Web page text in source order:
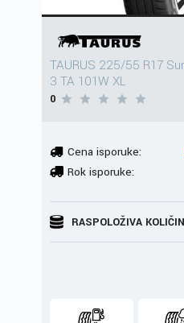
TAURUS 225/55 R17
3 TA 101W XL
0
Cena isporuke:
Rok isporuke:
RASPOLOŽIVA